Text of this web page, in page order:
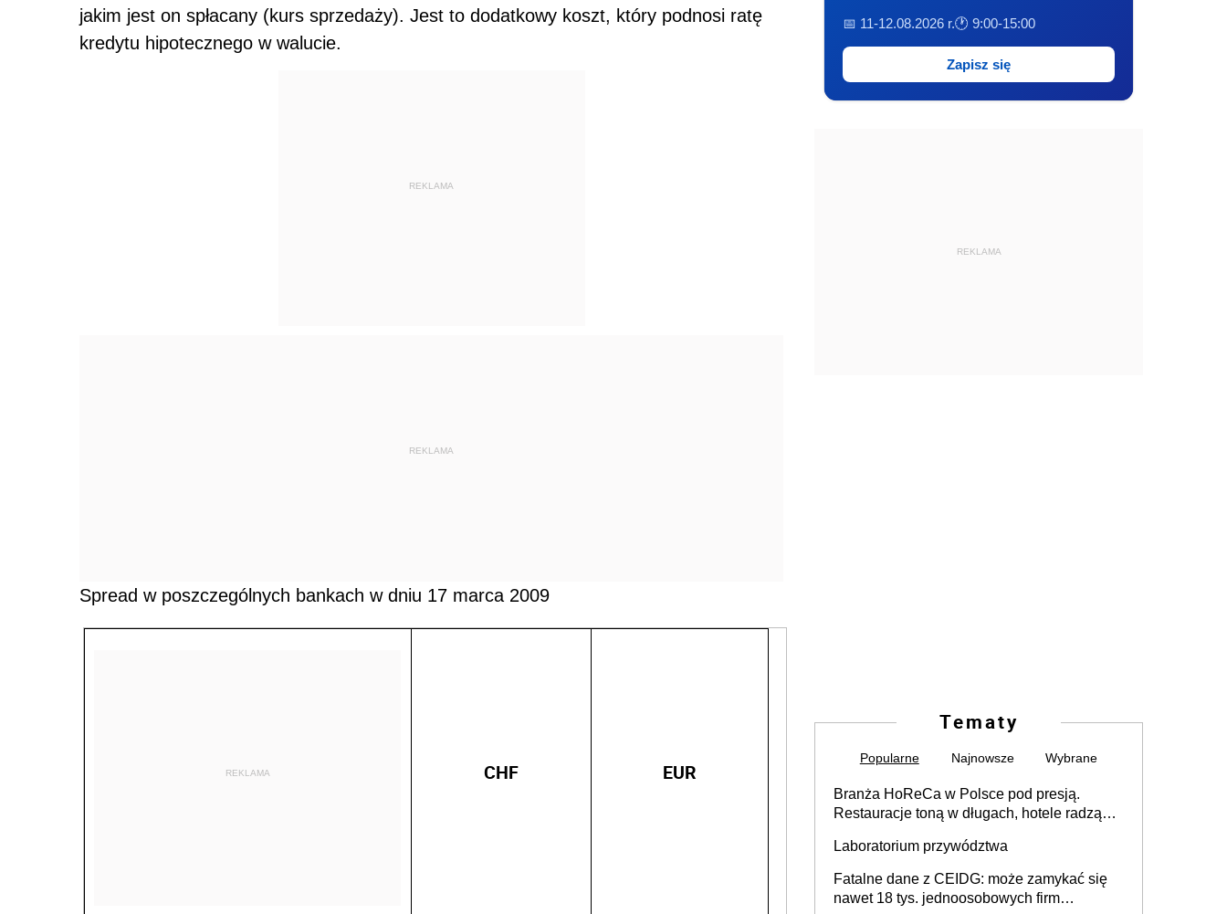
jakim jest on spłacany (kurs sprzedaży). Jest to dodatkowy koszt, który podnosi ratę
kredytu hipotecznego w walucie.
REKLAMA
REKLAMA
Spread w poszczególnych bankach w dniu 17 marca 2009
REKLAMA CHF EUR
📅 11-12.08.2026 r.🕐 9:00-15:00
Zapisz się
REKLAMA
Tematy
Popularne Najnowsze Wybrane
Branża HoReCa w Polsce pod presją.
Restauracje toną w długach, hotele radzą
Laboratorium przywództwa
Fatalne dane z CEIDG: może zamykać się
nawet 18 tys. jednoosobowych firm